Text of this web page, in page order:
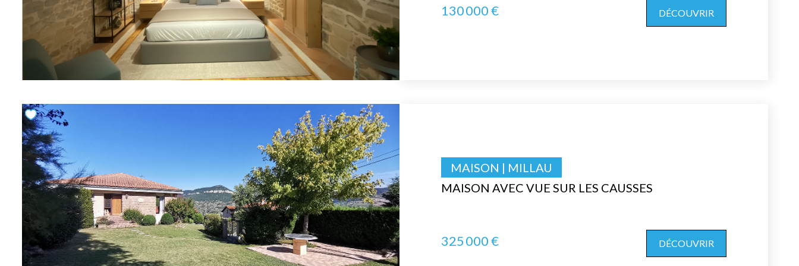
130 000 € DÉCOUVRIR
MAISON AVEC VUE SUR LES CAUSSES
MAISON | MILLAU
325 000 € DÉCOUVRIR